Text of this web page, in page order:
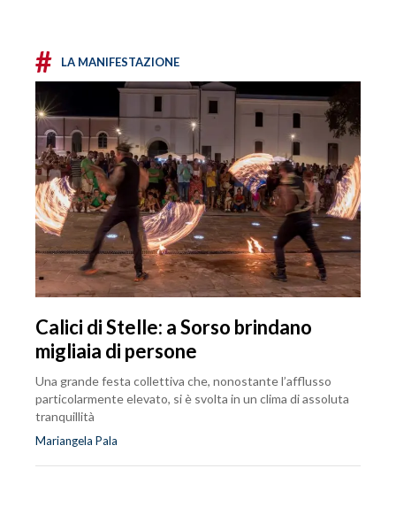
# LA MANIFESTAZIONE
Calici di Stelle: a Sorso brindano
migliaia di persone
Una grande festa collettiva che, nonostante l’afflusso
particolarmente elevato, si è svolta in un clima di assoluta
tranquillità
Mariangela Pala